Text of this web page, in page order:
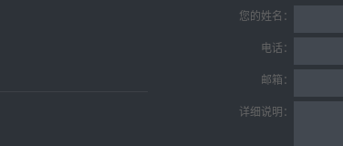
您的姓名：
电话：
邮箱：
详细说明：